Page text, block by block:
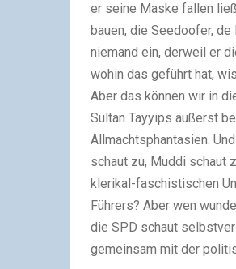
er seine Maske fallen
bauen, die Seedoofer,
niemand ein, derweil er
wohin das geführt hat,
Aber das können wir in
Sultan Tayyips äußerst
Allmachtsphantasien.
schaut zu, Muddi schaut
klerikal-faschistischen
Führers? Aber wen
die SPD schaut
gemeinsam mit der